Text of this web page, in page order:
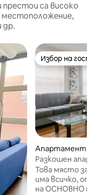
престои са високо
местоположение,
др.
Избор на
Избор на
Апартамент –
ис
Разкошен
Сейнт Луис!
Това място за
има всичко, от
на ОСНОВНО място!